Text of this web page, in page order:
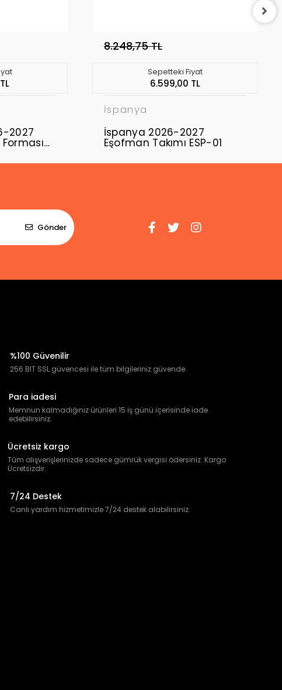
2027
8.248,75 TL
Sepetteki Fiyat
6.599,00 TL
İspanya
İspanya 2026-2027
Eşofman Takımı ESP-01
Gönder
%100 Güvenilir
256 BIT SSL güvencesi ile tüm bilgileriniz güvende.
Para iadesi
Memnun kalmadığınız ürünleri 15 iş günü içerisinde iade
edebilirsiniz.
Ücretsiz kargo
Tüm alışverişlerinizde sadece gümrük vergisi ödersiniz. Kargo
Ücretsizdir.
7/24 Destek
Canlı yardım hizmetimizle 7/24 destek alabilirsiniz.